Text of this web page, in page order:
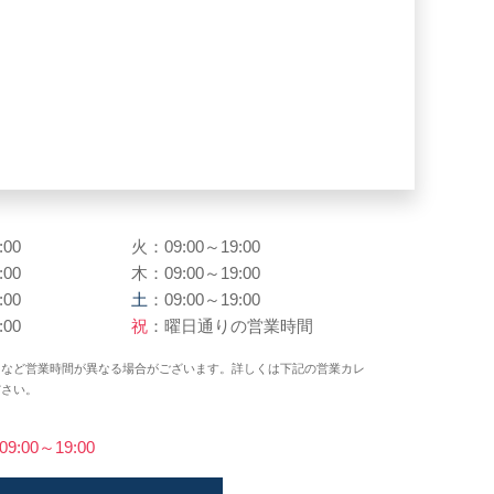
火：09:00～19:00
木：09:00～19:00
土 ：09:00～19:00
祝 ：曜日通りの営業時間
ど営業時間が異なる場合がございます。詳しくは下記の営業カレ
い。
～19:00